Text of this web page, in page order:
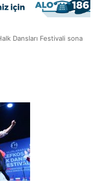
Dansları Festivali sona